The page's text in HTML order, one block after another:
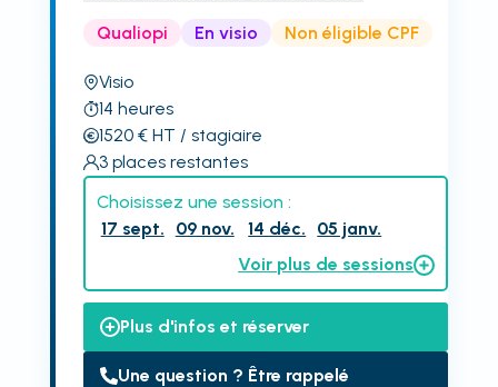
Qualiopi En visio Non éligible CPF
Visio
14 heures
1520€ HT / stagiaire
3 places restantes
Choisissez une session :
17 sept.
09 nov. 14 déc.
05 janv.
Voir plus de sessions
Plus d'infos et réserver
Une question ? Être rappelé